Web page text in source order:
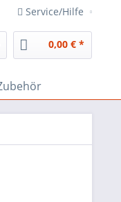
Service/Hilfe
0,00 € *